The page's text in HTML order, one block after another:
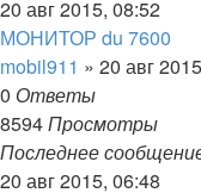
20 авг 2015, 08:52
МОНИТОР du 7600
mobil911 » 20 авг
0 Ответы
8594Просмотры
Последнее
20 авг 2015, 06:48